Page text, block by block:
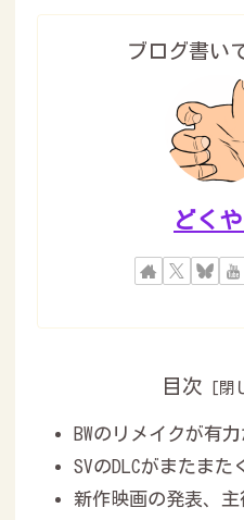
ブログ書い
どくや
目次
BWのリメイクが有力
SVのDLCがまたまた
新作映画の発表、主